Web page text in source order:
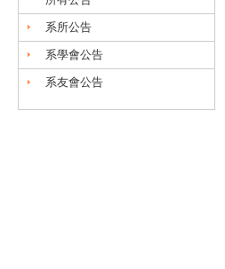
系所公告
系學會公告
系友會公告